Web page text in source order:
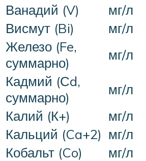
Ванадий (V)
мг/л
Висмут (Bi)
мг/л
Железо (Fe,
суммарно)
мг/л
Кадмий (Сd,
суммарно)
мг/л
Калий (К+)
мг/л
Кальций (Ca+2) мг/л
Кобальт (Co)
мг/л